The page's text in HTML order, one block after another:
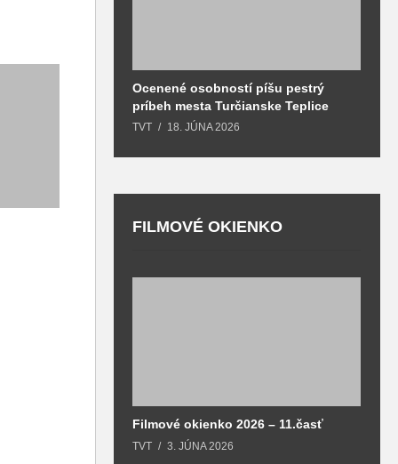
Ocenené osobností píšu pestrý
príbeh mesta Turčianske Teplice
TVT 18. JÚNA 2026
FILMOVÉ OKIENKO
Filmové okienko 2026 – 11.časť
TVT 3. JÚNA 2026